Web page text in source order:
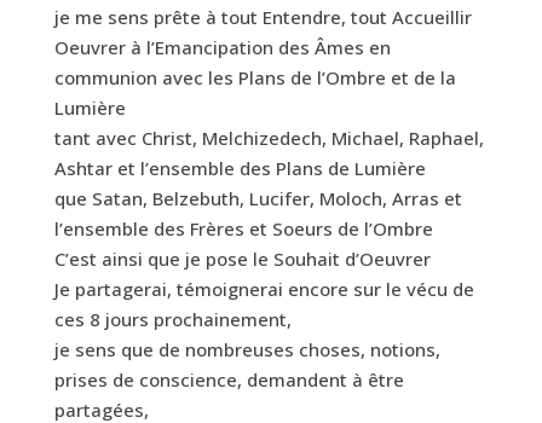
je me sens prête à tout Entendre, tout Accueillir
Oeuvrer à l’Emancipation des Âmes en
communion avec les Plans de l’Ombre et de la
Lumière
tant avec Christ, Melchizedech, Michael, Raphael,
Ashtar et l’ensemble des Plans de Lumière
que Satan, Belzebuth, Lucifer, Moloch, Arras et
l’ensemble des Frères et Soeurs de l’Ombre
C’est ainsi que je pose le Souhait d’Oeuvrer
Je partagerai, témoignerai encore sur le vécu de
ces 8 jours prochainement,
je sens que de nombreuses choses, notions,
prises de conscience, demandent à être
partagées,